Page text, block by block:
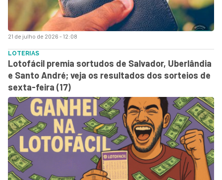
21 de julho de 2026 - 12:08
LOTERIAS
Lotofácil premia sortudos de Salvador, Uberlândia
e Santo André; veja os resultados dos sorteios de
sexta-feira (17)